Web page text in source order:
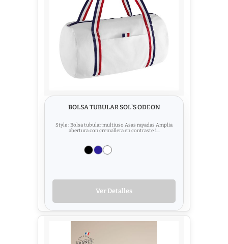
BOLSA TUBULAR SOL'S ODEON
Style : Bolsa tubular multiuso Asas rayadas Amplia
abertura con cremallera en contraste 1...
Ver Detalles